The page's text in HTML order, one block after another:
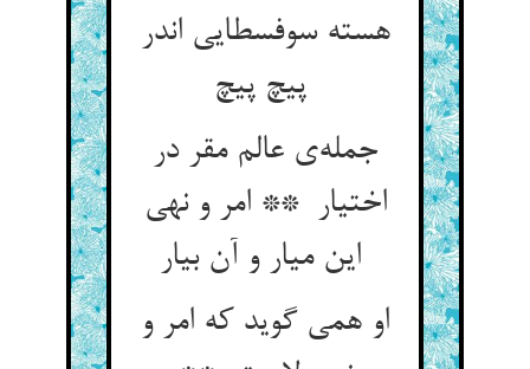
هسته سوفسطایی اندر
جمله‌ی عالم مقر در
اختیار ** امر و نهی
او همی گوید که امر و